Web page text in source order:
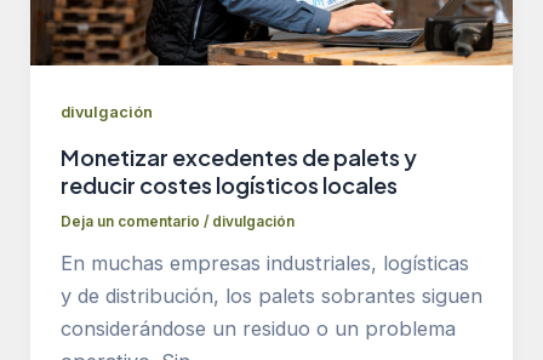
divulgación
Monetizar excedentes de palets y
reducir costes logísticos locales
Deja un comentario / divulgación
En muchas empresas industriales, logísticas
y de distribución, los palets sobrantes siguen
considerándose un residuo o un problema